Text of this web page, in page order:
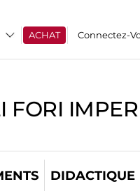
ACHAT Connectez-
FORI
DIDACTIQUE